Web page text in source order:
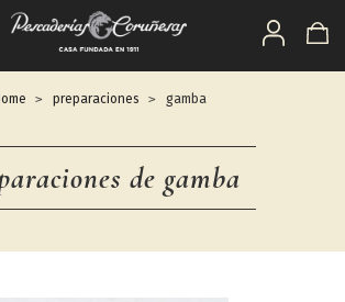
preparaciones gamba
de gamba